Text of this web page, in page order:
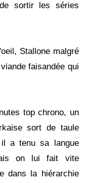
sortir les séries
Stallone malgré
faisandée qui
top chrono, un
sort de taule
a tenu sa langue
on lui fait vite
dans la hiérarchie